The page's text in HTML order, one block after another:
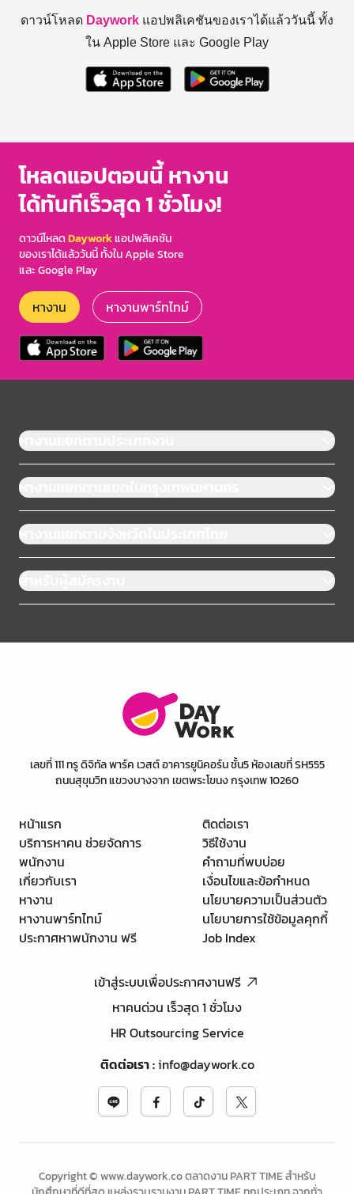
ดาวน์โหลด Daywork แอปพลิเคชันของเราได้แล้ววันนี้ ทั้ง
ใน Apple Store และ Google Play
โหลดแอปตอนนี้ หางาน
ได้ทันทีเร็วสุด 1 ชั่วโมง!
ดาวน์โหลดDayworkแอปพลิเคชัน
ของเราได้แล้ววันนี้ ทั้งใน Apple Store
และ Google Play
หางาน หางานพาร์ทไทม์
หางานแยกตามประเภทงาน
หางานแยกตามเขตในกรุงเทพมหานคร
หางานแยกตามจังหวัดในประเทศไทย
สำหรับผู้สมัครงาน
เลขที่ 111 ทรู ดิจิทัล พาร์ค เวสต์ อาคารยูนิคอร์น ชั้น5 ห้องเลขที่ SH555
ถนนสุขุมวิท แขวงบางจาก เขตพระโขนง กรุงเทพ 10260
หน้าแรก
บริการหาคน ช่วยจัดการ
พนักงาน
เกี่ยวกับเรา
หางาน
หางานพาร์ทไทม์
ประกาศหาพนักงาน ฟรี
ติดต่อเรา
วิธีใช้งาน
คำถามที่พบบ่อย
เงื่อนไขและข้อกำหนด
นโยบายความเป็นส่วนตัว
นโยบายการใช้ข้อมูลคุกกี้
Job Index
เข้าสู่ระบบเพื่อประกาศงานฟรี
หาคนด่วน เร็วสุด 1 ชั่วโมง
HR Outsourcing Service
ติดต่อเรา:info@daywork.co
Copyright © www.daywork.co ตลาดงาน PART TIME สำหรับ